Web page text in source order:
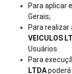
Para aplicar
Gerais;
Para
VEICULOS
Usuários.
Para
LTDA